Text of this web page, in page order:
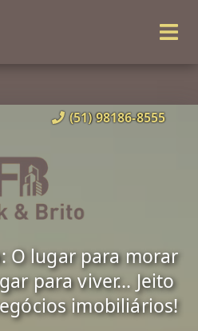
(51) 98186-8555
O lugar para morar
para viver... Jeito
imobiliários!